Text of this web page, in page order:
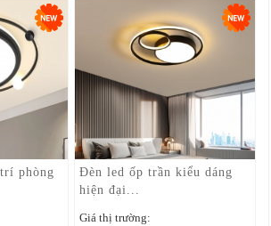
phòng
Đèn led ốp trần kiểu dáng
hiện đại...
Giá thị trường: